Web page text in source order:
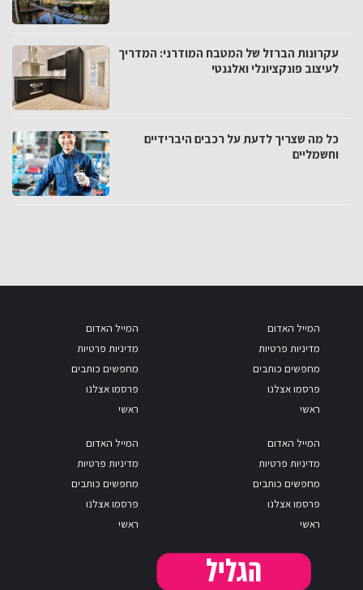
עקרונות הברזל של המטבח המודרני: המדריך
לעיצוב פונקציונלי ואלגנטי
כל מה שצריך לדעת על רכבים היברידיים
וחשמליים
המייל האדום
מדיניות פרטיות
מחפשים כותבים
פרסמו אצלנו
ראשי
המייל האדום
מדיניות פרטיות
מחפשים כותבים
פרסמו אצלנו
ראשי
המייל האדום
מדיניות פרטיות
מחפשים כותבים
פרסמו אצלנו
ראשי
המייל האדום
מדיניות פרטיות
מחפשים כותבים
פרסמו אצלנו
ראשי